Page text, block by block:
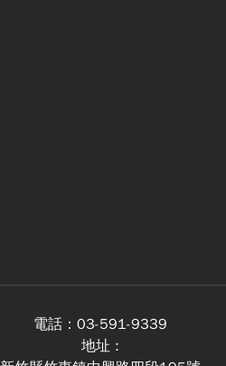
電話： 03-591-9339
地址 :